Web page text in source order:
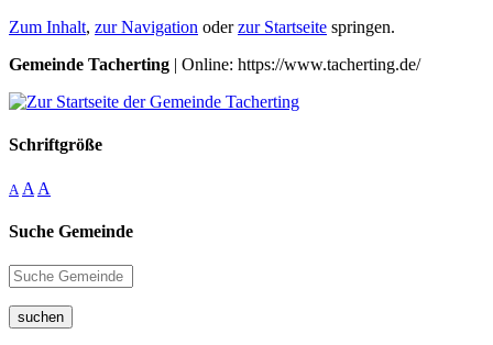
Zum Inhalt, zur Navigation oderzur Startseite springen.
Gemeinde Tacherting | Online: https://www.tacherting.de/
Schriftgröße
A A A
Suche Gemeinde
suchen